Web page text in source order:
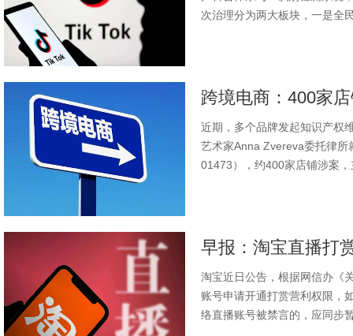
次治理分为两大板块，一是全
近期，多个品牌发起知识产权
艺术家Anna Zvereva委托律
01473），约400家店铺涉案
淘宝近日公告，根据网信办《
账号申请开通打赏营利权限，
络直播账号被禁言的，应同步